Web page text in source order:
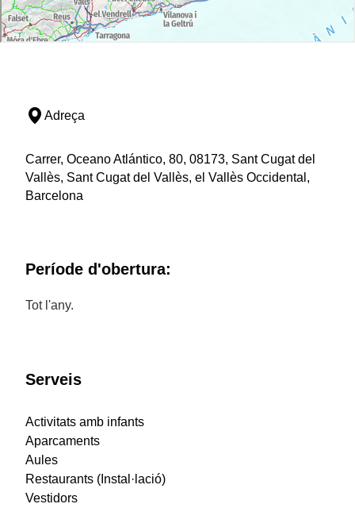
Adreça
Carrer, Oceano Atlántico, 80, 08173, Sant Cugat del
Vallès, Sant Cugat del Vallès, el Vallès Occidental,
Barcelona
Període d'obertura:
Tot l'any.
Serveis
Activitats amb infants
Aparcaments
Aules
Restaurants (Instal·lació)
Vestidors